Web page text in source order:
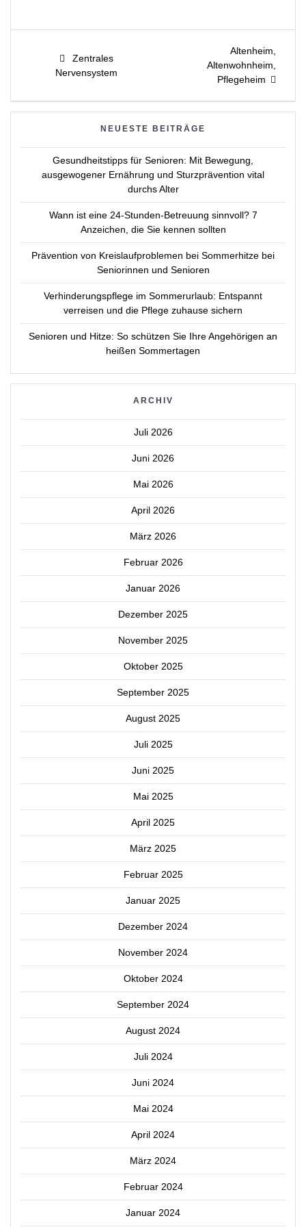
Previous
post:
Zentrales
Nervensystem
Next
post:
Altenheim,
Altenwohnheim,
Pflegeheim
NEUESTE BEITRÄGE
Gesundheitstipps für Senioren: Mit Bewegung,
ausgewogener Ernährung und Sturzprävention vital
durchs Alter
Wann ist eine 24-Stunden-Betreuung sinnvoll? 7
Anzeichen, die Sie kennen sollten
Prävention von Kreislaufproblemen bei Sommerhitze bei
Seniorinnen und Senioren
Verhinderungspflege im Sommerurlaub: Entspannt
verreisen und die Pflege zuhause sichern
Senioren und Hitze: So schützen Sie Ihre Angehörigen an
heißen Sommertagen
ARCHIV
Juli 2026
Juni 2026
Mai 2026
April 2026
März 2026
Februar 2026
Januar 2026
Dezember 2025
November 2025
Oktober 2025
September 2025
August 2025
Juli 2025
Juni 2025
Mai 2025
April 2025
März 2025
Februar 2025
Januar 2025
Dezember 2024
November 2024
Oktober 2024
September 2024
August 2024
Juli 2024
Juni 2024
Mai 2024
April 2024
März 2024
Februar 2024
Januar 2024